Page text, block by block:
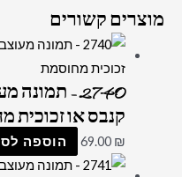
מוצרים קשורים
קנבס או זכוכית
69.00 ₪ הוספה